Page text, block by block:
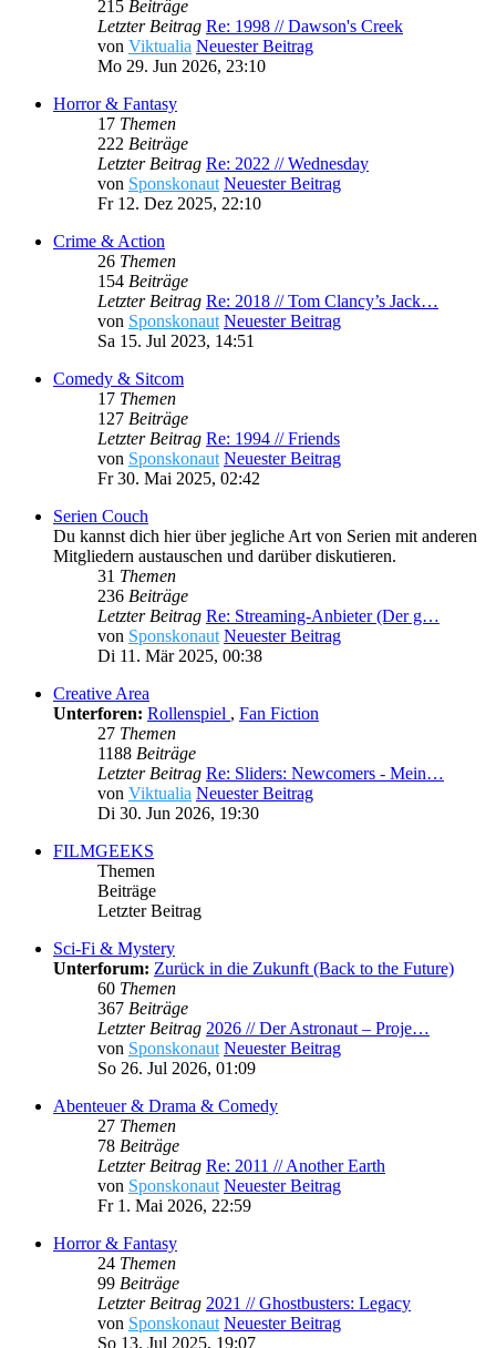
215 Beiträge
Letzter Beitrag Re: 1998 // Dawson's Creek
von Viktualia Neuester Beitrag
Mo 29. Jun 2026, 23:10
Horror & Fantasy
17 Themen
222 Beiträge
Letzter Beitrag Re: 2022 // Wednesday
von Sponskonaut Neuester Beitrag
Fr 12. Dez 2025, 22:10
Crime & Action
26 Themen
154 Beiträge
Letzter Beitrag Re: 2018 // Tom Clancy’s Jack…
von Sponskonaut Neuester Beitrag
Sa 15. Jul 2023, 14:51
Comedy & Sitcom
17 Themen
127 Beiträge
Letzter Beitrag Re: 1994 // Friends
von Sponskonaut Neuester Beitrag
Fr 30. Mai 2025, 02:42
Serien Couch
Du kannst dich hier über jegliche Art von Serien mit anderen
Mitgliedern austauschen und darüber diskutieren.
31 Themen
236 Beiträge
Letzter Beitrag Re: Streaming-Anbieter (Der g…
von Sponskonaut Neuester Beitrag
Di 11. Mär 2025, 00:38
Creative Area
Unterforen: Rollenspiel , Fan Fiction
27 Themen
1188 Beiträge
Letzter Beitrag Re: Sliders: Newcomers - Mein…
von Viktualia Neuester Beitrag
Di 30. Jun 2026, 19:30
FILMGEEKS
Themen
Beiträge
Letzter Beitrag
Sci-Fi & Mystery
Unterforum: Zurück in die Zukunft (Back to the Future)
60 Themen
367 Beiträge
Letzter Beitrag 2026 // Der Astronaut – Proje…
von Sponskonaut Neuester Beitrag
So 26. Jul 2026, 01:09
Abenteuer & Drama & Comedy
27 Themen
78 Beiträge
Letzter Beitrag Re: 2011 // Another Earth
von Sponskonaut Neuester Beitrag
Fr 1. Mai 2026, 22:59
Horror & Fantasy
24 Themen
99 Beiträge
Letzter Beitrag 2021 // Ghostbusters: Legacy
von Sponskonaut Neuester Beitrag
So 13. Jul 2025, 19:07